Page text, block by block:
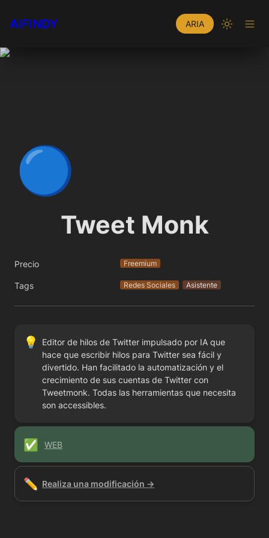
AIFINDY ARIA
🔵
Tweet Monk
Precio Freemium
Tags Redes Sociales Asistente
💡
Editor de hilos de Twitter impulsado por IA que
hace que escribir hilos para Twitter sea fácil y
divertido. Han facilitado la automatización y el
crecimiento de sus cuentas de Twitter con
Tweetmonk. Todas las herramientas que necesita
son accessibles.
✅ WEB
✏️ Realiza una modificación →